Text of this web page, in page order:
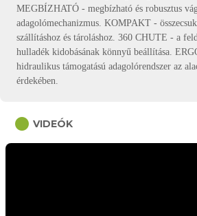
MEGBÍZHATÓ - megbízható és robusztus
adagolómechanizmus. KOMPAKT -
szállításhoz és tároláshoz. 360 CHUTE - a
hulladék kidobásának könnyű beállítása.
hidraulikus támogatású adagolórendszer az
érdekében.
circle VIDEÓK